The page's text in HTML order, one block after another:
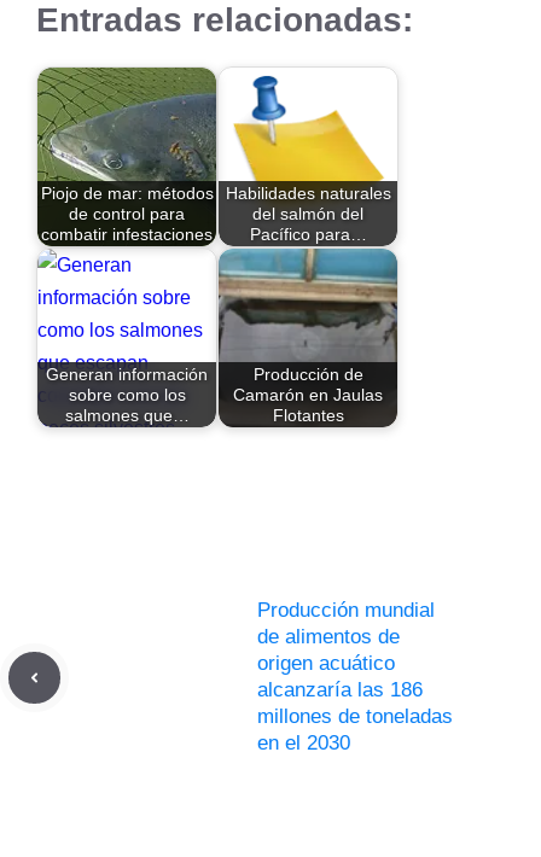
Entradas relacionadas:
Piojo de mar: métodos
de control para
combatir infestaciones
Habilidades naturales
del salmón del
Pacífico para…
Generan información
sobre como los
salmones que…
Producción de
Camarón en Jaulas
Flotantes
Producción mundial
de alimentos de
origen acuático
alcanzaría las 186
millones de toneladas
en el 2030